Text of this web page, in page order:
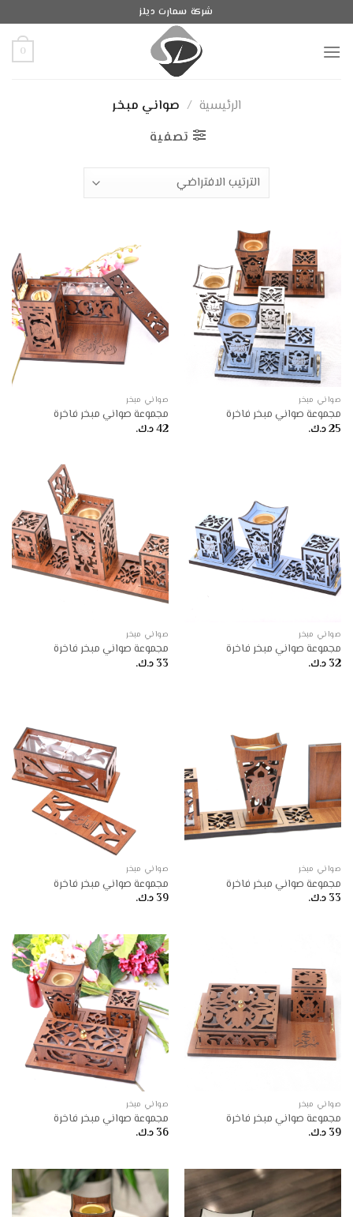
to
content
شركة سمارت ديلز
0
الرئيسية / صواني مبخر
تصفية
صواني مبخر
مجموعة صواني مبخر فاخرة
25د.ك.
صواني مبخر
مجموعة صواني مبخر فاخرة
42د.ك.
صواني مبخر
مجموعة صواني مبخر فاخرة
32د.ك.
صواني مبخر
مجموعة صواني مبخر فاخرة
33د.ك.
صواني مبخر
مجموعة صواني مبخر فاخرة
33د.ك.
صواني مبخر
مجموعة صواني مبخر فاخرة
39د.ك.
صواني مبخر
مجموعة صواني مبخر فاخرة
39د.ك.
صواني مبخر
مجموعة صواني مبخر فاخرة
36د.ك.